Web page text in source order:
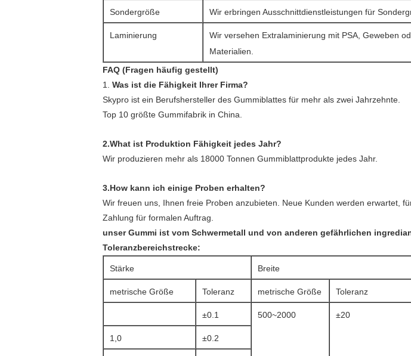
Sondergröße Wir erbringen Ausschnittdienstleistungen für
Laminierung
Wir versehen Extralaminierung mit PSA, Geweben
Materialien.
FAQ (Fragen häufig gestellt)
1. Was ist die Fähigkeit Ihrer Firma?
Skypro ist ein Berufshersteller des Gummiblattes für mehr als zwei Jahrzehnte.
Top 10 größte Gummifabrik in China.
2.What ist Produktion Fähigkeit jedes Jahr?
Wir produzieren mehr als 18000 Tonnen Gummiblattprodukte jedes Jahr.
3.How kann ich einige Proben erhalten?
Wir freuen uns, Ihnen freie Proben anzubieten. Neue Kunden werden erwartet,
Zahlung für formalen Auftrag.
unser Gummi ist vom Schwermetall und von anderen gefährlichen
Toleranzbereichstrecke:
Stärke Breite
metrische Größe Toleranz metrische Größe Toleranz
±0.1 500~2000 ±20
1,0 ±0.2